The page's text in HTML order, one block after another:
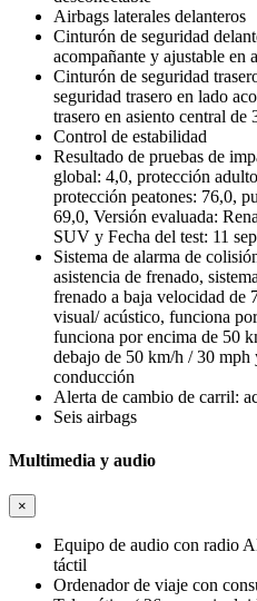
Airbags laterales delanteros
Cinturón de seguridad
acompañante y ajustable en
Cinturón de seguridad
seguridad trasero en lado
trasero en asiento central de
Control de estabilidad
Resultado de pruebas de
global: 4,0, protección
protección peatones: 76,0,
69,0, Versión evaluada:
SUV y Fecha del test: 11
Sistema de alarma de
asistencia de frenado,
frenado a baja velocidad
visual/ acústico, funciona
funciona por encima de 50
debajo de 50 km/h / 30
conducción
Alerta de cambio de carril:
Seis airbags
Multimedia y audio
×
Equipo de audio con radio
táctil
Ordenador de viaje con